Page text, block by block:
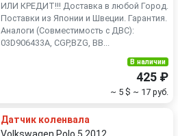
ИЛИ КРЕДИТ!!! Доставка в любой Город.
Поставки из Японии и Швеции. Гарантия.
Аналоги (Совместимость с ДВС):
03D906433A, CGP,BZG, BB...
В наличии
425 ₽
~ 5 $ ~ 17 руб.
Датчик коленвала